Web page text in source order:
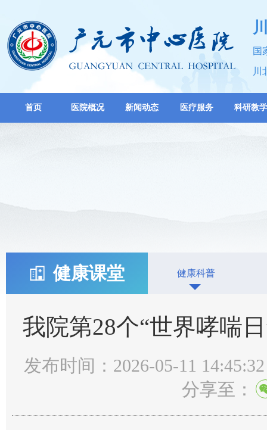
国
川
首页 医院概况 新闻动态 医疗服务 科研教学
健康课堂 健康科普
我院第28个“世界哮喘
发布时间：2026-05-11 14:45:32
分享至：